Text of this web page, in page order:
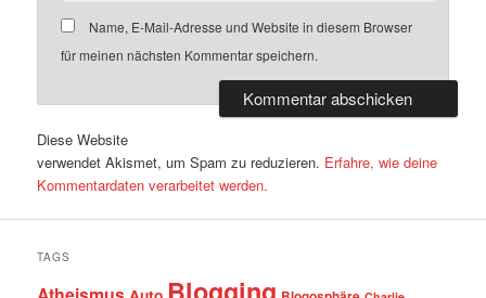
Name, E-Mail-Adresse und Website in diesem Browser
für meinen nächsten Kommentar speichern.
Diese Website
verwendet Akismet, um Spam zu reduzieren. Erfahre, wie deine
Kommentardaten verarbeitet werden.
TAGS